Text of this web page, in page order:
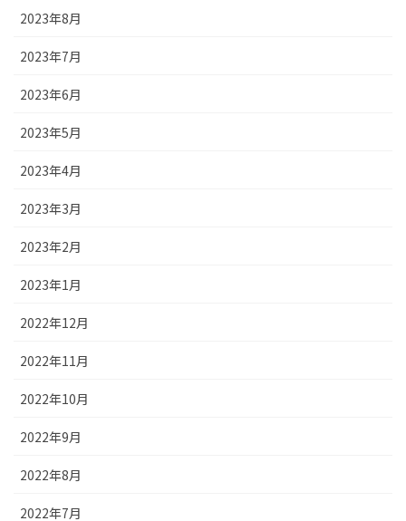
2023年8月
2023年7月
2023年6月
2023年5月
2023年4月
2023年3月
2023年2月
2023年1月
2022年12月
2022年11月
2022年10月
2022年9月
2022年8月
2022年7月